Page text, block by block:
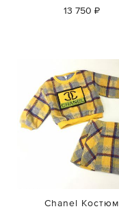
13 750 ₽
Chanel Костюм